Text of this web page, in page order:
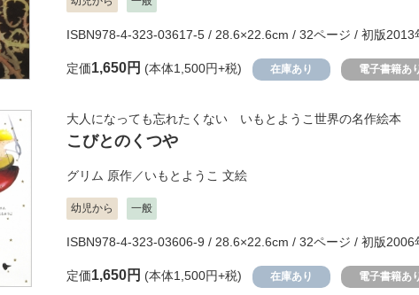
ISBN978-4-323-03617-5 / 28.6×22.6cm / 32ページ / 初版2013
定価1,650円 (本体1,500円+税) 在庫あり 電子書籍あ
大人になっても忘れたくない いもとようこ世界の名作絵本
こびとのくつや
グリム 原作／いもとようこ 文絵
幼児から 一般
ISBN978-4-323-03606-9 / 28.6×22.6cm / 32ページ / 初版2006
定価1,650円 (本体1,500円+税) 在庫あり 電子書籍あ